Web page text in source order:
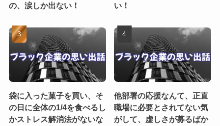
の、涙しか出ない！
い！
袋に入った菓子を買い、そ
の日に全体の1/4を食べるし
かストレス解消法がないな
他部署の応援なんて、正直
職場に必要とされてない気
がして、虚しさが募るばか